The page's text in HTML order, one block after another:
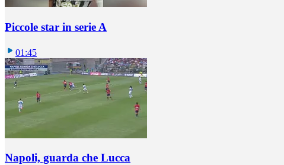
Piccole star in serie A
01:45
Napoli, guarda che Lucca